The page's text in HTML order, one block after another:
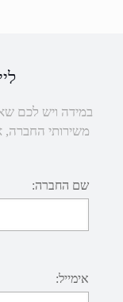
במידה ויש לכם
משירותי החברה,
שם החברה:
אימייל: